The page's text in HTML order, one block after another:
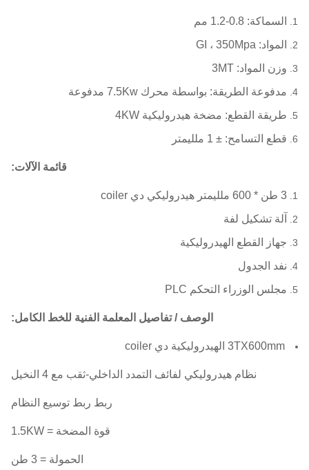
السماكة: 0.8-1.2 مم
المواد: GI ، 350Mpa
وزن المواد: 3MT
مدفوعة الطريقة: بواسطة محرك 7.5Kw مدفوعة
طريقة القطع: مضخة هيدروليكية 4KW
قطع التسامح: ± 1 ملليمتر
قائمة الآلات:
3 طن * 600 ملليمتر هيدروليكي دي coiler
آلة تشكيل لفة
جهاز القطع الهيدروليكية
نفد الجدول
مجلس الوزراء التحكم PLC
الوصف / تفاصيل المعلمة الفنية للخط الكامل:
3TX600mm الهيدروليكية دي coiler
نظام هيدروليكي لفائف التمدد الداخلي-ثقب مع 4 النخيل
ربط ربط توسيع النظام
قوة المضخة = 1.5KW
الحمولة = 3 طن